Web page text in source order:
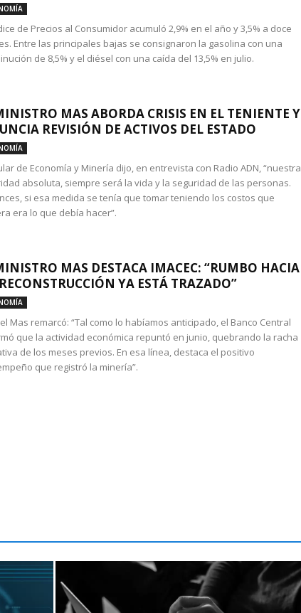
de Precios al Consumidor acumuló 2,9% en el año y 3,5% a doce
Entre las principales bajas se consignaron la gasolina con una
de 8,5% y el diésel con una caída del 13,5% en julio.
MAS ABORDA CRISIS EN EL TENIENTE Y
REVISIÓN DE ACTIVOS DEL ESTADO
de Economía y Minería dijo, en entrevista con Radio ADN, “nuestra
absoluta, siempre será la vida y la seguridad de las personas.
si esa medida se tenía que tomar teniendo los costos que
era lo que debía hacer”.
MAS DESTACA IMACEC: “RUMBO HACIA
YA ESTÁ TRAZADO”
Mas remarcó: “Tal como lo habíamos anticipado, el Banco Central
que la actividad económica repuntó en junio, quebrando la racha
de los meses previos. En esa línea, destaca el positivo
que registró la minería”.